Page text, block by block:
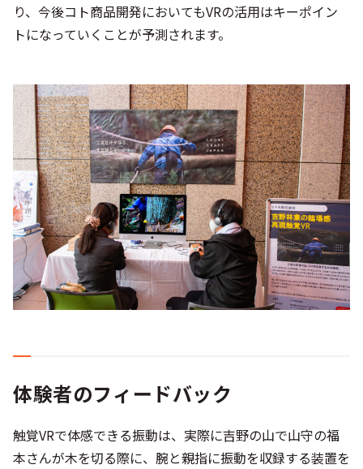
り、今後コト商品開発においてもVRの活用はキーポイン
トになっていくことが予測されます。
体験者のフィードバック
触覚VRで体感できる振動は、実際に吉野の山で山守の福
本さんが木を切る際に、腕と親指に振動を収録する装置を